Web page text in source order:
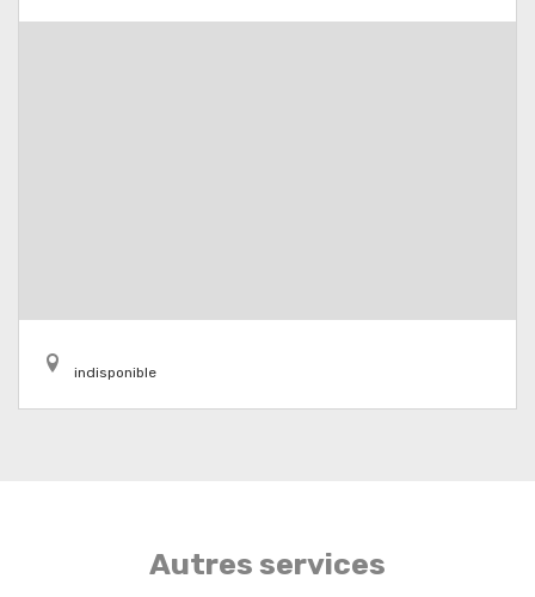
indisponible
Autres services